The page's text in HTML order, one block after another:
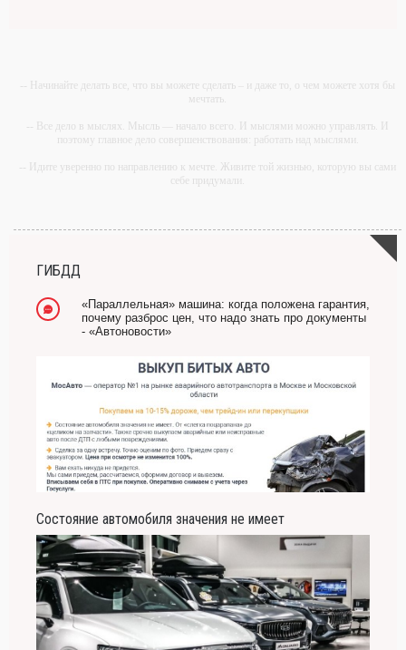
-- Начинайте делать все, что вы можете сделать – и даже то, о чем можете хотя бы
мечтать.
-- Все дело в мыслях. Мысль — начало всего. И мыслями можно управлять. И
поэтому главное дело совершенствования: работать над мыслями.
-- Идите уверенно по направлению к мечте. Живите той жизнью, которую вы сами
себе придумали.
-- Лучшее, что можно сделать с хорошим советом, это пропустить его мимо ушей.
Он никогда не бывает полезен никому, кроме того, кто его дал.
ГИБДД
«Параллельная» машина: когда положена гарантия,
почему разброс цен, что надо знать про документы
- «Автоновости»
Состояние автомобиля значения не имеет